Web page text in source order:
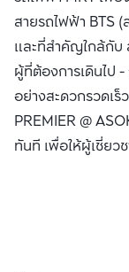
สายรถไฟฟ้า BTS (
และที่สำคัญใกล้กับ
ผู้ที่ต้องการเดินไป
อย่างสะดวกรวดเร็
PREMIER @
ทันที เพื่อให้ผู้เชี่ยว